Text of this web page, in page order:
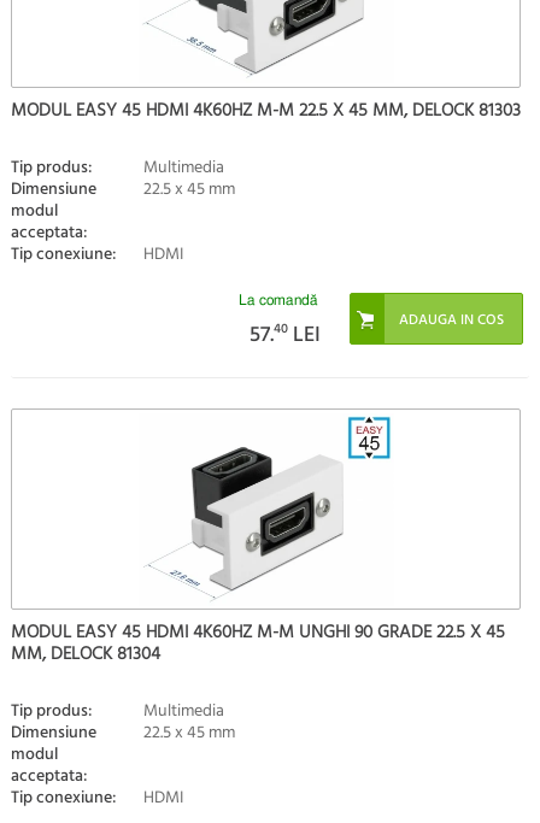
MODUL EASY 45 HDMI 4K60HZ M-M 22.5 X 45 MM, DELOCK 81303
Tip produs: Multimedia
Dimensiune
modul
acceptata:
22.5 x 45 mm
Tip conexiune: HDMI
La comandă
57.40 LEI
MODUL EASY 45 HDMI 4K60HZ M-M UNGHI 90 GRADE 22.5 X 45
MM, DELOCK 81304
Tip produs: Multimedia
Dimensiune
modul
acceptata:
22.5 x 45 mm
Tip conexiune: HDMI